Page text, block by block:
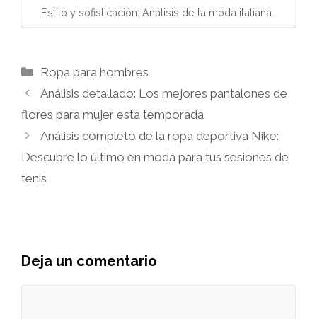
Estilo y sofisticación: Análisis de la moda italiana…
Categorías
Ropa para hombres
Análisis detallado: Los mejores pantalones de
flores para mujer esta temporada
Análisis completo de la ropa deportiva Nike:
Descubre lo último en moda para tus sesiones de
tenis
Deja un comentario